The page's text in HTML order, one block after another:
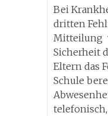
Bei
dritten
Mitteilung
Sicherheit
Eltern das
Schule